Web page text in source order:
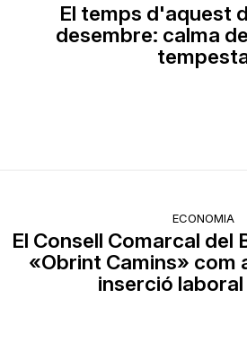
El temps d'aquest
desembre: calma
ECONOMIA
El Consell Comarcal del
«Obrint Camins» com
inserció